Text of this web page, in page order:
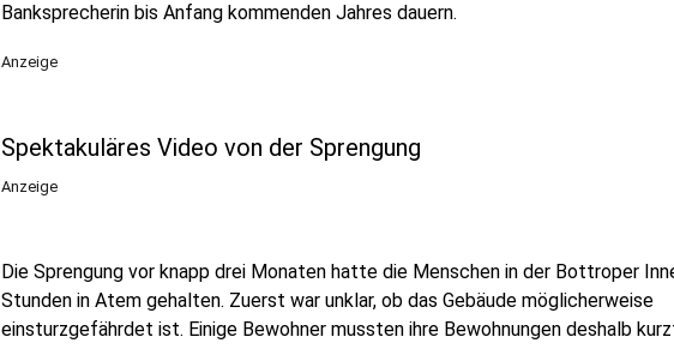
Banksprecherin bis Anfang kommenden Jahres dauern.
Anzeige
Spektakuläres Video von der Sprengung
Anzeige
Die Sprengung vor knapp drei Monaten hatte die Menschen in der Bottroper
Stunden in Atem gehalten. Zuerst war unklar, ob das Gebäude möglicherweise
einsturzgefährdet ist. Einige Bewohner mussten ihre Bewohnungen deshalb